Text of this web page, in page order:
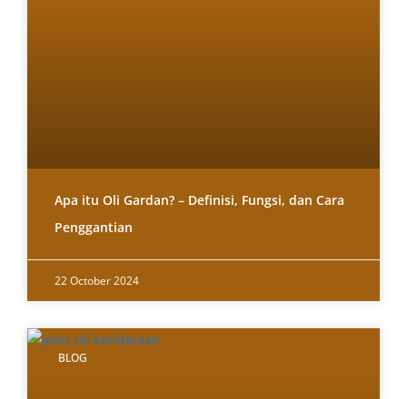
Apa itu Oli Gardan? – Definisi, Fungsi, dan Cara
Penggantian
22 October 2024
BLOG